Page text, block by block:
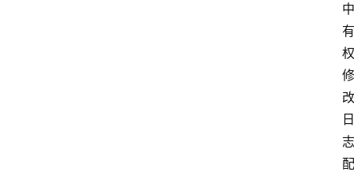
中
有
权
修
改
日
志
配